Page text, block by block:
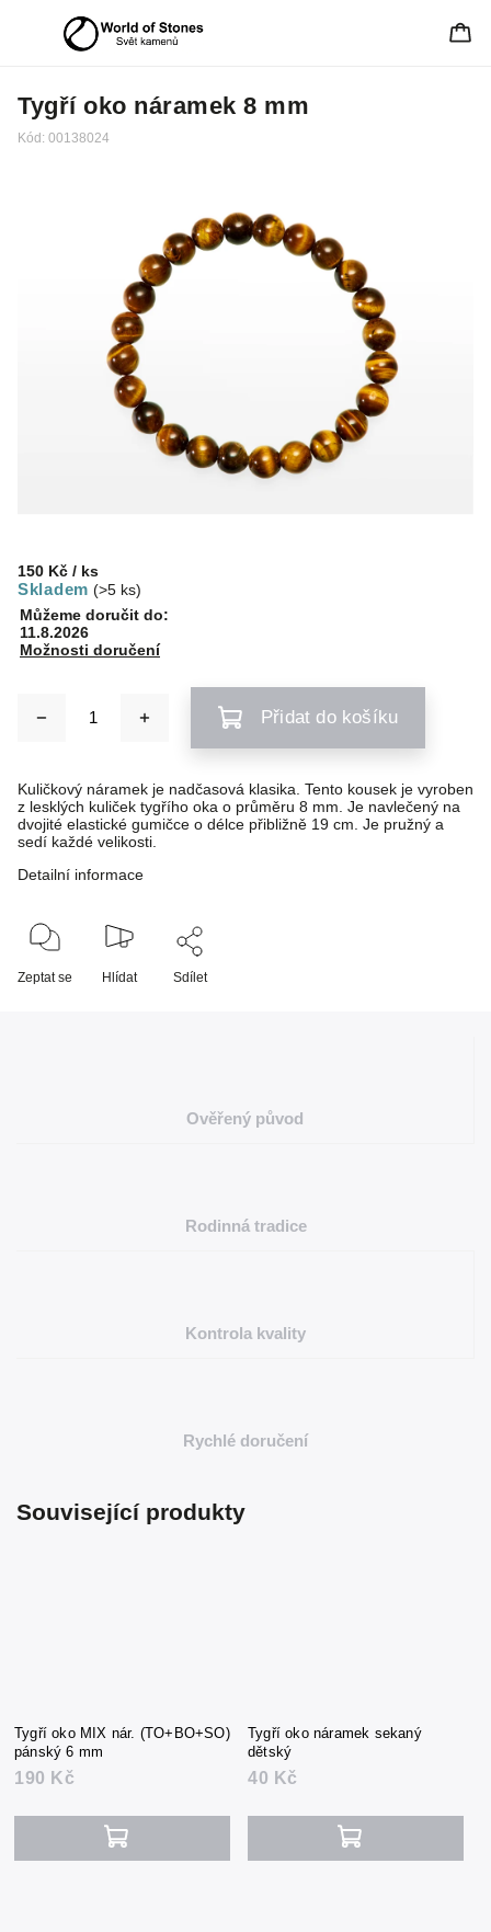
Tygří oko náramek 8 mm
Kód: 00138024
150 Kč / ks
Skladem (>5 ks)
Můžeme doručit do:
11.8.2026
Možnosti doručení
Přidat do košíku
Kuličkový náramek je nadčasová klasika. Tento kousek je vyroben
z lesklých kuliček tygřího oka o průměru 8 mm. Je navlečený na
dvojité elastické gumičce o délce přibližně 19 cm. Je pružný a
sedí každé velikosti.
Detailní informace
Zeptat se Hlídat Sdílet
Ověřený původ
Rodinná tradice
Kontrola kvality
Rychlé doručení
Související produkty
Tygří oko MIX nár. (TO+BO+SO)
pánský 6 mm
190 Kč
Tygří oko náramek sekaný
dětský
40 Kč